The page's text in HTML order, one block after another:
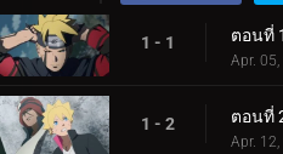
1 - 1 ตอนที่
Apr.
1 - 2 ตอนที่
Apr.